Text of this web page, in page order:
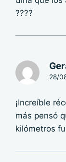
????
28/
¡Increíble
más pensó
kilómetros